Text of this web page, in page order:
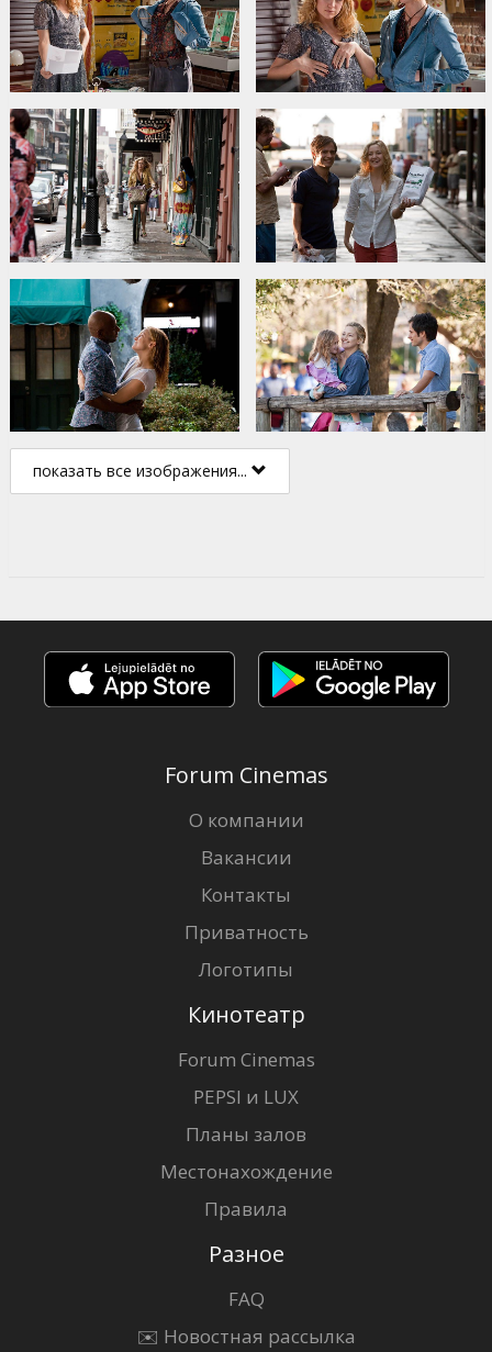
показать все изображения...
Forum Cinemas
О компании
Вакансии
Контакты
Приватность
Логотипы
Кинотеатр
Forum Cinemas
PEPSI и LUX
Планы залов
Местонахождение
Правила
Разное
FAQ
✉️ Новостная рассылка